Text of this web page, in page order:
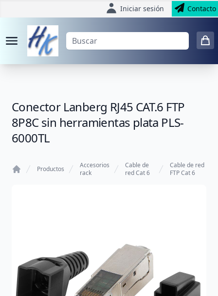
Iniciar sesión Contacto
Conector Lanberg RJ45 CAT.6 FTP
8P8C sin herramientas plata PLS-
6000TL
Productos
Accesorios
rack
Cable de
red Cat 6
Cable de red
FTP Cat 6